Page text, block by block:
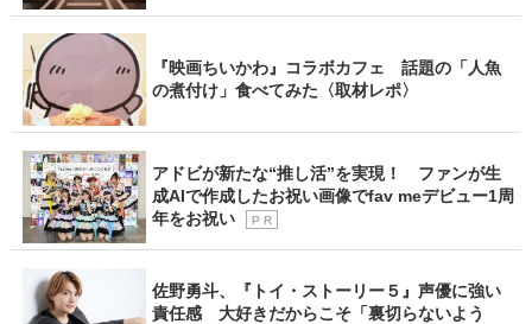
『映画ちいかわ』コラボカフェ 話題の「人魚
の煮付け」食べてみた〈取材レポ〉
アドビが新たな“推し活”を実現！ ファンが生
成AIで作成したお祝い画像でfav meデビュー1周
年をお祝い
P R
佐野勇斗、『トイ・ストーリー５』声優に強い
責任感 大好きだからこそ「裏切らないよう